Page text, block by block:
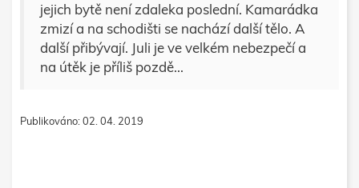
jejich bytě není zdaleka poslední. Kamarádka
zmizí a na schodišti se nachází další tělo. A
další přibývají. Juli je ve velkém nebezpečí a
na útěk je příliš pozdě...
Publikováno: 02. 04. 2019